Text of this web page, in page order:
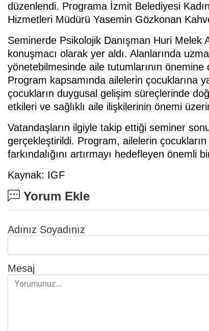
düzenlendi. Programa İzmit Belediyesi
Hizmetleri Müdürü Yasemin Gözkonan
Seminerde Psikolojik Danışman Huri Melek
konuşmacı olarak yer aldı. Alanlarında
yönetebilmesinde aile tutumlarının
Program kapsamında ailelerin çocuklarına
çocukların duygusal gelişim süreçlerinde
etkileri ve sağlıklı aile ilişkilerinin önemi
Vatandaşların ilgiyle takip ettiği seminer
gerçekleştirildi. Program, ailelerin
farkındalığını artırmayı hedefleyen önemli
Kaynak: IGF
Yorum Ekle
Adınız Soyadınız
Mesaj